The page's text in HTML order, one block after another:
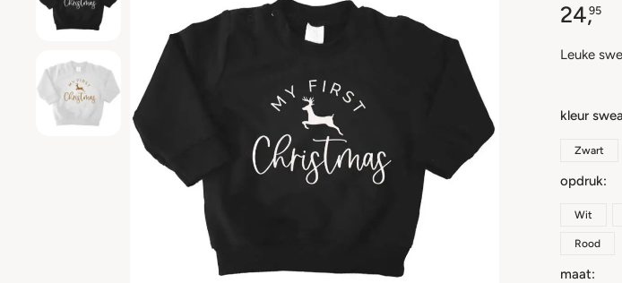
24,95
Leuke
kleur
Zwart
opdruk
Wit
Rood
maat